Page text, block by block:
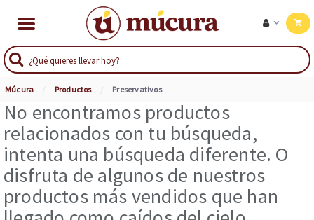
Múcura Productos Preservativos
No encontramos productos
relacionados con tu búsqueda,
intenta una búsqueda diferente. O
disfruta de algunos de nuestros
productos más vendidos que han